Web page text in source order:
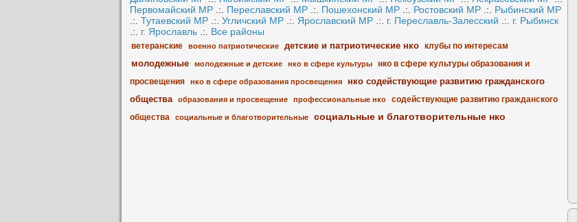
Первомайский МР .:. Переславский МР .:. Пошехонский МР .:. Ростовский МР .:. Рыбинский МР
.:. Тутаевский МР .:. Угличский МР .:. Ярославский МР .:. г. Переславль-Залесский .:. г. Рыбинск
.:. г. Ярославль .:. Все районы
ветеранские военно патриотические детские и патриотические нко клубы по интересам
молодежные молодежные и детские нко в сфере культуры
нко в сфере культуры образования и
просвещения
нко в сфере образования просвещения
нко содействующие развитию гражданского
общества
образования и просвещение профессиональные нко
содействующие развитию гражданского
общества
социальные и благотворительные социальные и благотворительные нко